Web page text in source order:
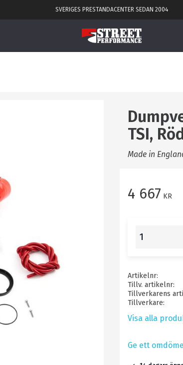
SVERIGES PRESTANDACENTER SEDAN 2004
TSI,
Made in
4 667 KR
Artikelnr
Tillv. artikelnr
Tillverkarens
Tillverkare
Visa alla
Ge ett